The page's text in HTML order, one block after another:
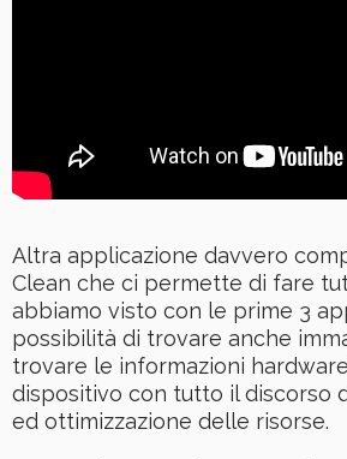
Altra applicazione davvero
Clean che ci permette di fare
abbiamo visto con le prime 3
possibilità di trovare anche
trovare le informazioni
dispositivo con tutto il discorso
ed ottimizzazione delle risorse.